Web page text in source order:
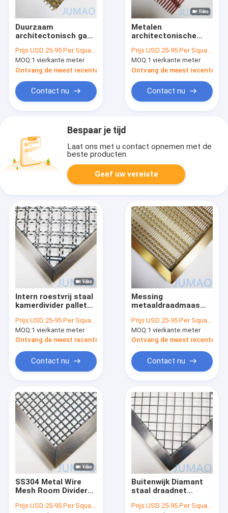
Duurzaam
architectonisch gaas
sterkte
Prijs:USD 25-95 Per Square Meter
MOQ:1 vierkante meter
Ontvang de meest recente Prijs
Contact nu
Metalen
architectonische
wandbekleding SS201
Prijs:USD 25-95 Per Square Meter
MOQ:1 vierkante meter
Ontvang de meest recente
Contact nu
Bespaar je tijd
Laat ons met u contact opnemen met de
beste producten.
Geef uw vereiste
Intern roestvrij staal
kamerdivider pallet
afwerking
Prijs:USD 25-95 Per Square Meter
MOQ:1 vierkante meter
Ontvang de meest recente Prijs
Contact nu
Messing
metaaldraadmaas
voor sofa
Achtergrondmuur
Prijs:USD 25-95 Per Square Meter
MOQ:1 vierkante meter
Ontvang de meest recente
Contact nu
SS304 Metal Wire
Mesh Room Divider
Interspace
Prijs:USD 25-95 Per Square Meter
Buitenwijk Diamant
staal draadnet
Architectonische
Prijs:USD 25-95 Per Square Meter